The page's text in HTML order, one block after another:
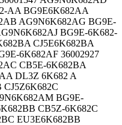
AA BG9E6K682AA
AG9N6K682AG BG9E-
BG9E-6K682-
CJ5E6K682BA
6K682AF 36002927
CB5E-6K682BA
DL3Z 6K682 A
CJ5Z6K682C
BG9E-
CB5Z-6K682C
EU3E6K682BB